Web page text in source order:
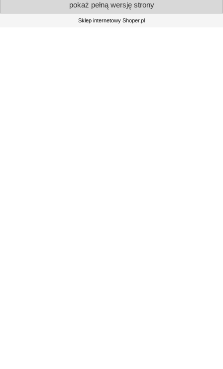
pokaż pełną wersję strony
Sklep internetowy Shoper.pl